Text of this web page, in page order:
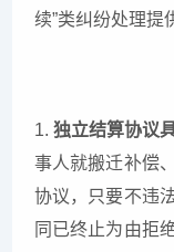
续”类纠纷处理提
1.独立结算协议
事人就搬迁补偿
协议，只要不违
同已终止为由拒